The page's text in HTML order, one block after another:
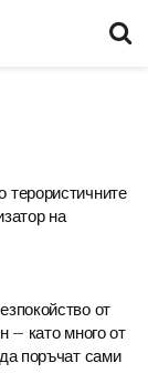
на
от
– като много от
поръчат сами